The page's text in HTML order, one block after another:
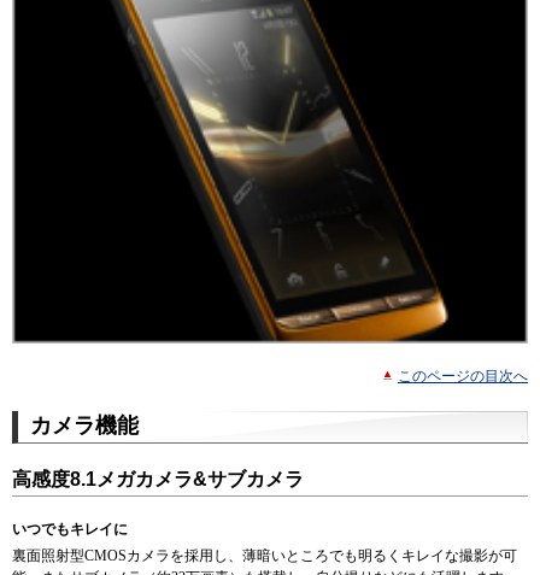
このページの目次へ
カメラ機能
高感度8.1メガカメラ&サブカメラ
いつでもキレイに
裏面照射型CMOSカメラを採用し、薄暗いところでも明るくキレイな撮影が可